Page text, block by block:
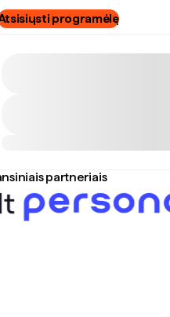
programėlę
partneriais